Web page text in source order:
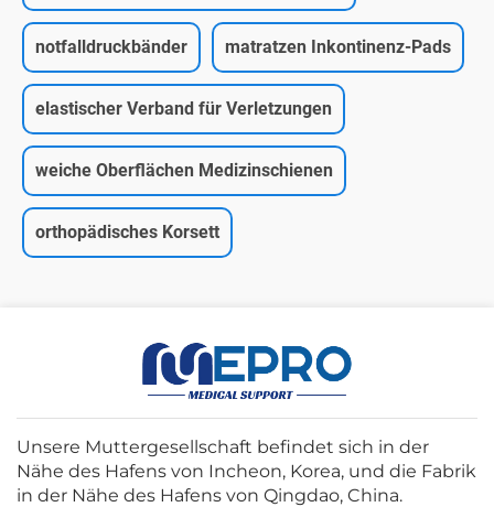
notfalldruckbänder matratzen Inkontinenz-Pads
elastischer Verband für Verletzungen
weiche Oberflächen Medizinschienen
orthopädisches Korsett
Unsere Muttergesellschaft befindet sich in der
Nähe des Hafens von Incheon, Korea, und die Fabrik
in der Nähe des Hafens von Qingdao, China.